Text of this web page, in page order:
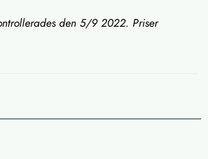
den 5/9 2022. Priser